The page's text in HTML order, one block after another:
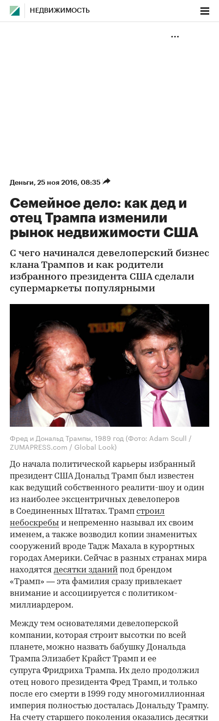
НЕДВИЖИМОСТЬ
Деньги⁠, 25 ноя 2016, 08:35
Семейное дело: как дед и
отец Трампа изменили
рынок недвижимости США
С чего начинался девелоперский бизнес
клана Трампов и как родители
избранного президента США сделали
супермаркеты популярными
Фред и Дональд Трампы, 1989 год (Фото: Adam Scull /
ZUMAPRESS.com / Global Look)
До начала политической карьеры избранный
президент США Дональд Трамп был известен
как ведущий собственного реалити-шоу и один
из наиболее эксцентричных девелоперов
в Соединенных Штатах. Трамп строил
небоскребы и непременно называл их своим
именем, а также возводил копии знаменитых
сооружений вроде Тадж Махала в курортных
городах Америки. Сейчас в разных странах мира
находятся десятки зданий под брендом
«Трамп» — эта фамилия сразу привлекает
внимание и ассоциируется с политиком-
миллиардером.
Между тем основателями девелоперской
компании, которая строит высотки по всей
планете, можно назвать бабушку Дональда
Трампа Элизабет Крайст Трамп и ее
супруга Фридриха Трампа. Их дело продолжил
отец нового президента Фред Трамп, и только
после его смерти в 1999 году многомиллионная
империя полностью досталась Дональду Трампу.
На счету старшего поколения оказались десятки